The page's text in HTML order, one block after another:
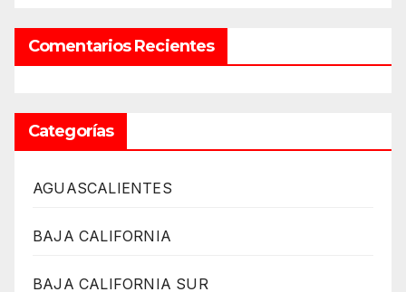
Comentarios Recientes
Categorías
AGUASCALIENTES
BAJA CALIFORNIA
BAJA CALIFORNIA SUR